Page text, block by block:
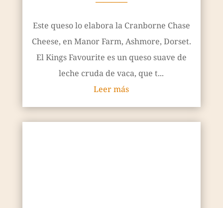
Este queso lo elabora la Cranborne Chase
Cheese, en Manor Farm, Ashmore, Dorset.
El Kings Favourite es un queso suave de
leche cruda de vaca, que t...
Leer más